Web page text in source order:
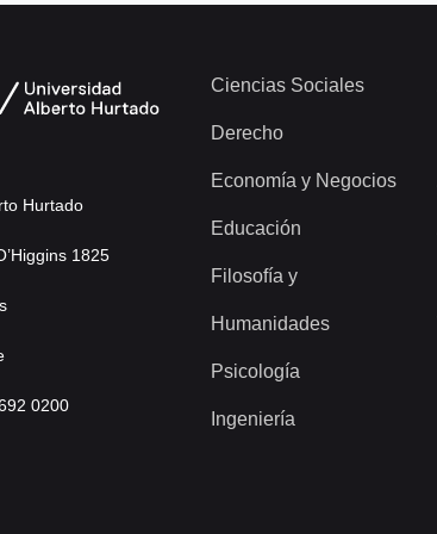
Hurtado
1825
0200
Ciencias Sociales
Derecho
Economía y Negocios
Educación
Filosofía y
Humanidades
Psicología
Ingeniería